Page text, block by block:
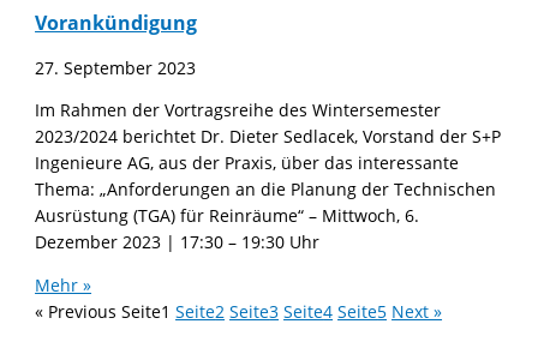
Vorankündigung
27. September 2023
Im Rahmen der Vortragsreihe des Wintersemester
2023/2024 berichtet Dr. Dieter Sedlacek, Vorstand der S+P
Ingenieure AG, aus der Praxis, über das interessante
Thema: „Anforderungen an die Planung der Technischen
Ausrüstung (TGA) für Reinräume“ – Mittwoch, 6.
Dezember 2023 | 17:30 – 19:30 Uhr
Mehr »
« Previous Seite1 Seite2 Seite3 Seite4 Seite5 Next »